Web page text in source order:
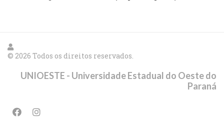
© 2026 Todos os direitos reservados.
UNIOESTE - Universidade Estadual do Oeste do
Paraná